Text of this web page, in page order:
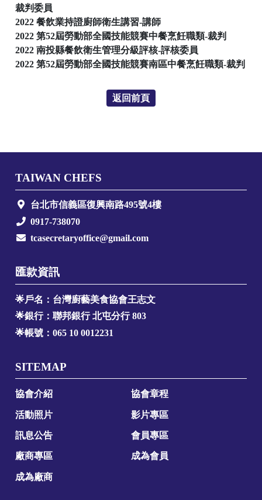
裁判委員
2022 餐飲業持證廚師衛生講習-講師
2022 第52屆勞動部全國技能競賽中餐烹飪職類-裁判
2022 南投縣餐飲衛生管理分級評核-評核委員
2022 第52屆勞動部全國技能競賽南區中餐烹飪職類-裁判
返回前頁
TAIWAN CHEFS
台北市信義區復興南路495號4樓
0917-738070
tcasecretaryoffice@gmail.com
匯款資訊
🌟戶名：台灣廚藝美食協會王志文
🌟銀行：聯邦銀行 北屯分行 803
🌟帳號：065 10 0012231
SITEMAP
協會介紹 協會章程
活動照片 影片專區
訊息公告 會員專區
廠商專區 成為會員
成為廠商